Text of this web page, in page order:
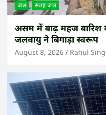
जल सतह जल
असम में बाढ़ महज बारिश
जलवायु ने बिगाड़ा स्वरूप
August 8, 2026 Rahul